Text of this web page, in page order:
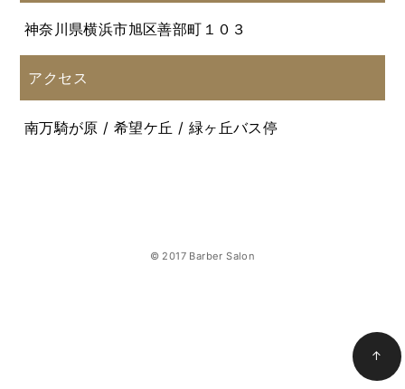
神奈川県横浜市旭区善部町１０３
アクセス
南万騎が原 / 希望ケ丘 / 緑ヶ丘バス停
© 2017 Barber Salon
↑